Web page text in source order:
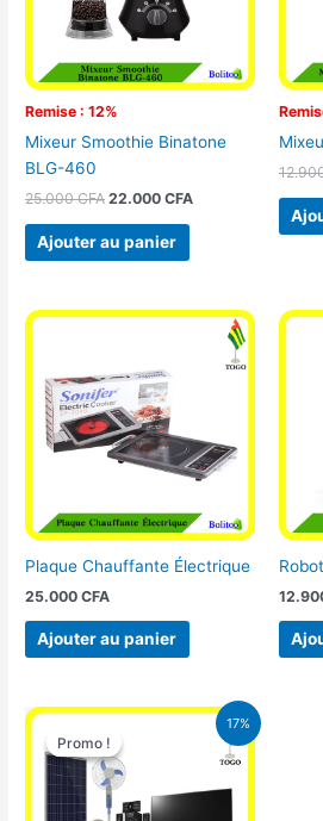
Remise : 12%
Mixeur Smoothie Binatone
BLG-460
25.000CFA 22.000CFA
Ajouter au panier
Plaque Chauffante Électrique
25.000CFA
Ajouter au panier
17%
Promo !
Promo !
Le
initial
était :
430.000 CFA.
Le
prix
actuel
355.000 CFA.